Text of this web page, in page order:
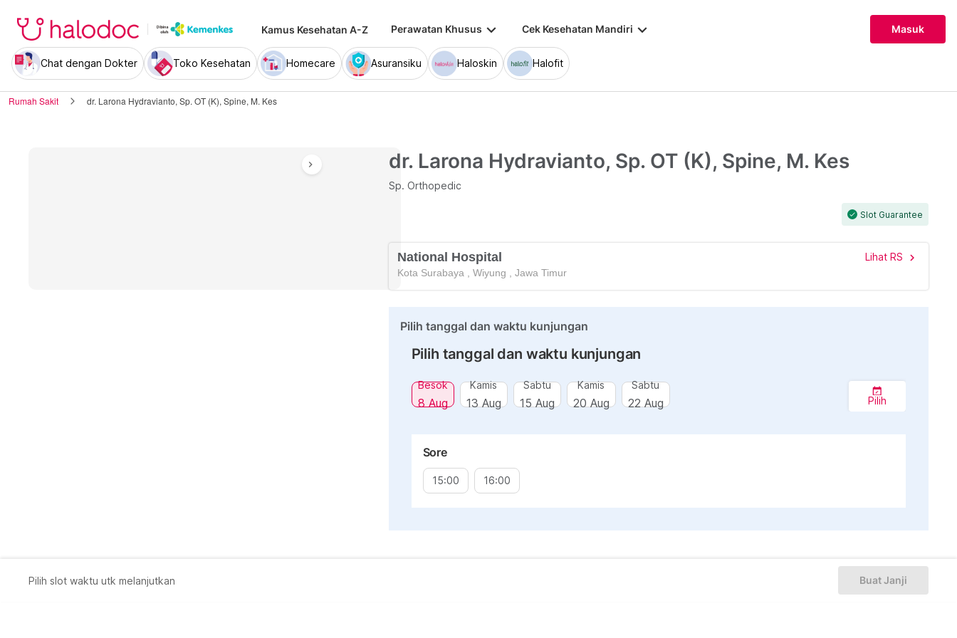
Kamus Kesehatan A-Z Perawatan Khusus keyboard_arrow_down Cek Kesehatan Mandiri keyboard_arrow_down Masuk
Chat dengan Dokter Toko Kesehatan Homecare Asuransiku Haloskin Halofit
Rumah Sakit dr. Larona Hydravianto, Sp. OT (K), Spine, M. Kes
chevron_right dr. Larona Hydravianto, Sp. OT (K), Spine, M. Kes
Sp. Orthopedic
check Slot Guarantee
National Hospital Lihat RS chevron_right
Kota Surabaya Wiyung Jawa Timur
Pilih tanggal dan waktu kunjungan
Pilih tanggal dan waktu kunjungan
Besok
8 Aug
Kamis
13 Aug
Sabtu
15 Aug
Kamis
20 Aug
Sabtu
22 Aug Pilih
Sore
15:00 16:00
Pilih slot waktu utk melanjutkan Buat Janji